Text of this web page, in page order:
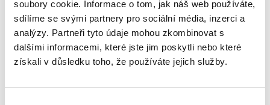
soubory cookie. Informace o tom, jak náš web používáte,
sdílíme se svými partnery pro sociální média, inzerci a
analýzy. Partneři tyto údaje mohou zkombinovat s
dalšími informacemi, které jste jim poskytli nebo které
získali v důsledku toho, že používáte jejich služby.
C. H. Beck v roce 2020. Zmíněný komentář byl
zpracován v...
Transpozice
rodičovské